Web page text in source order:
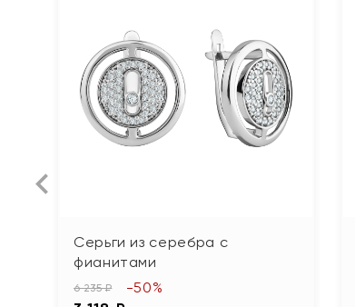
Серьги из серебра с
фианитами
6 235 ₽ -50%